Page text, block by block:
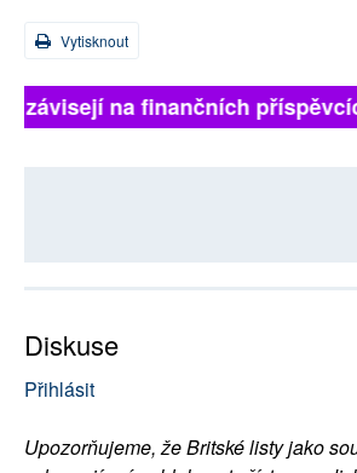
Vytisknout
závisejí na finančních
Diskuse
Přihlásit
Upozorňujeme, že Britské listy jako